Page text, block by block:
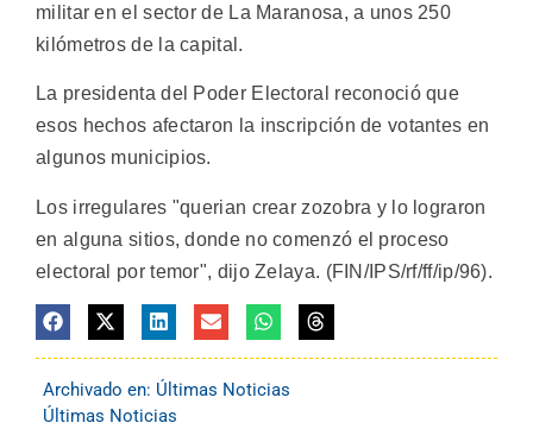
militar en el sector de La Maranosa, a unos 250
kilómetros de la capital.
La presidenta del Poder Electoral reconoció que
esos hechos afectaron la inscripción de votantes en
algunos municipios.
Los irregulares "querian crear zozobra y lo lograron
en alguna sitios, donde no comenzó el proceso
electoral por temor", dijo Zelaya. (FIN/IPS/rf/ff/ip/96).
Archivado en: Últimas Noticias
Últimas Noticias